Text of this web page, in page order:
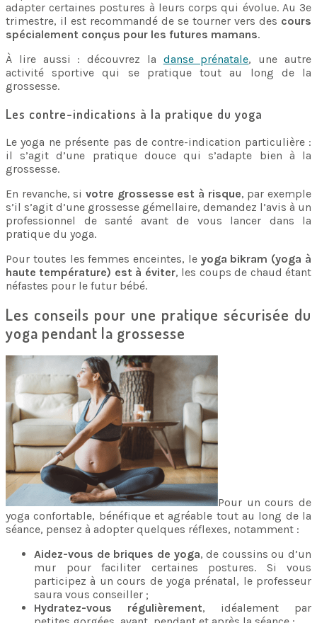
adapter certaines postures à leurs corps qui évolue. Au 3e
trimestre, il est recommandé de se tourner vers des cours
spécialement conçus pour les futures mamans.
À lire aussi : découvrez la danse prénatale, une autre
activité sportive qui se pratique tout au long de la
grossesse.
Les contre-indications à la pratique du yoga
Le yoga ne présente pas de contre-indication particulière :
il s’agit d’une pratique douce qui s’adapte bien à la
grossesse.
En revanche, si votre grossesse est à risque, par exemple
s’il s’agit d’une grossesse gémellaire, demandez l’avis à un
professionnel de santé avant de vous lancer dans la
pratique du yoga.
Pour toutes les femmes enceintes, le yoga bikram (yoga à
haute température) est à éviter, les coups de chaud étant
néfastes pour le futur bébé.
Les conseils pour une pratique sécurisée du
yoga pendant la grossesse
Pour un cours de
yoga confortable, bénéfique et agréable tout au long de la
séance, pensez à adopter quelques réflexes, notamment :
Aidez-vous de briques de yoga, de coussins ou d’un
mur pour faciliter certaines postures. Si vous
participez à un cours de yoga prénatal, le professeur
saura vous conseiller ;
Hydratez-vous régulièrement, idéalement par